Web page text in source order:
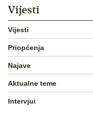
Vijesti
Vijesti
Priopćenja
Najave
Aktualne teme
Intervjui